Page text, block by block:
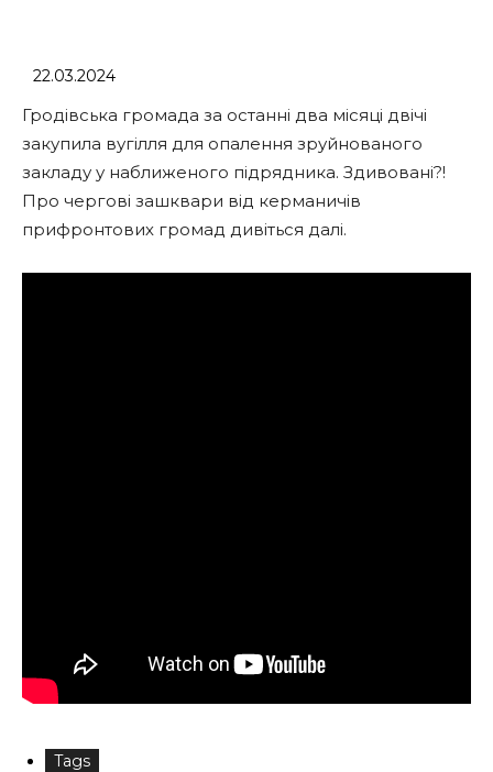
22.03.2024
Гродівська громада за останні два місяці двічі
закупила вугілля для опалення зруйнованого
закладу у наближеного підрядника. Здивовані?!
Про чергові зашквари від керманичів
прифронтових громад дивіться далі.
Tags